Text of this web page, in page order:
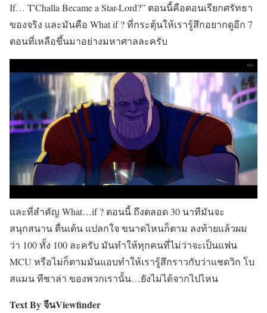
If… T'Challa Became a Star-Lord?” ตอนนี้คือตอนเรียกศรัทธา
ของจริง และมันคือ What if ? ที่กระตุ้นให้เรารู้สึกอยากดูอีก 7
ตอนที่เหลือขึ้นมาอย่างมหาศาลละครับ
และที่สำคัญ What…if ? ตอนนี้ ถึงตลอด 30 นาทีมันจะ
สนุกสนาน ตื่นเต้น แปลกใจ ขนาดไหนก็ตาม ลงท้ายแล้วผม
ว่า 100 ทั้ง 100 ละครับ มันทำให้ทุกคนที่ไม่ว่าจะเป็นแฟน
MCU หรือไม่ก็ตามมันแอบทำให้เรารู้สึกราวกับว่าแชดวิก โบ
สแมน ทีชาล่า ของพวกเรานั้น…ยังไม่ได้จากไปไหน
Text ByจีนViewfinder